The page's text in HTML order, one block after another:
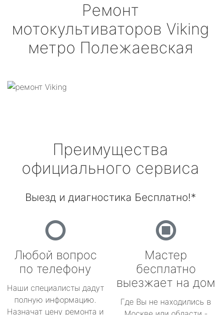
Ремонт
мотокультиваторов Viking
метро Полежаевская
Преимущества
официального сервиса
Выезд и диагностика Бесплатно!*
Любой вопрос
по телефону
Наши специалисты дадут
полную информацию.
Назначат цену ремонта и
Мастер
бесплатно
выезжает на дом
Где Вы не находились в